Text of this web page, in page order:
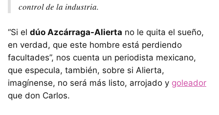
control de la industria.
“Si el dúo Azcárraga-Alierta no le quita el sueño,
en verdad, que este hombre está perdiendo
facultades”, nos cuenta un periodista mexicano,
que especula, también, sobre si Alierta,
imagínense, no será más listo, arrojado y goleador
que don Carlos.